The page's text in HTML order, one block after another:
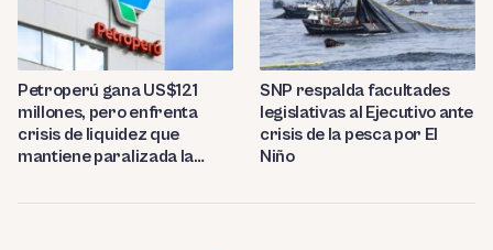
Petroperú gana US$121
millones, pero enfrenta
crisis de liquidez que
mantiene paralizada la
SNP respalda facultades
legislativas al Ejecutivo ante
crisis de la pesca por El
Niño